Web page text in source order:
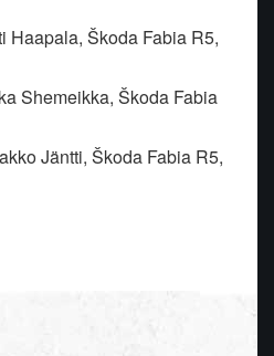
Haapala, Škoda Fabia R5,
Shemeikka, Škoda Fabia
Jäntti, Škoda Fabia R5,